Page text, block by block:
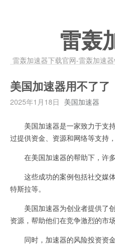
雷轰
雷轰加速器下载官网-雷轰加速
美国加速器用不了了
2025年1月18日 美国加速器
美国加速器是一家致力于支持
过提供资金、资源和网络等支持
在美国加速器的帮助下，许多
这些成功的案例包括社交媒
特斯拉等。
美国加速器为创业者提供了
资源，帮助他们在竞争激烈的市
同时，加速器的风险投资资金